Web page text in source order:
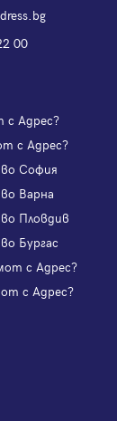
00
с Адрес?
с Адрес?
София
Варна
Пловдив
Бургас
с Адрес?
с Адрес?